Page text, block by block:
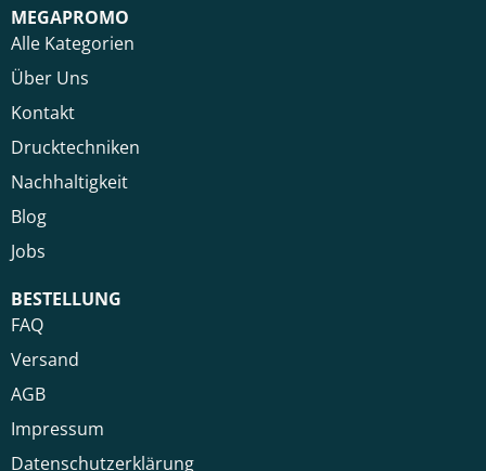
MEGAPROMO
Alle Kategorien
Über Uns
Kontakt
Drucktechniken
Nachhaltigkeit
Blog
Jobs
BESTELLUNG
FAQ
Versand
AGB
Impressum
Datenschutzerklärung